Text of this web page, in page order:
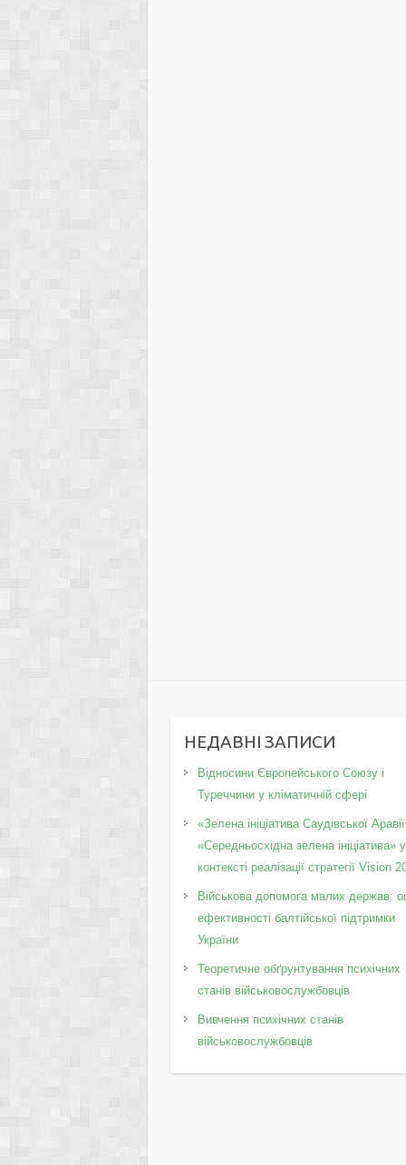
НЕДАВНІ ЗАПИСИ
Відносини Європейського Союзу і
Туреччини у кліматичній сфері
«Зелена ініціатива Саудівської
«Середньосхідна зелена ініціатива» у
контексті реалізації стратегії Vision
Військова допомога малих держав:
ефективності балтійської підтримки
України
Теоретичне обґрунтування психічних
станів військовослужбовців
Вивчення психічних станів
військовослужбовців